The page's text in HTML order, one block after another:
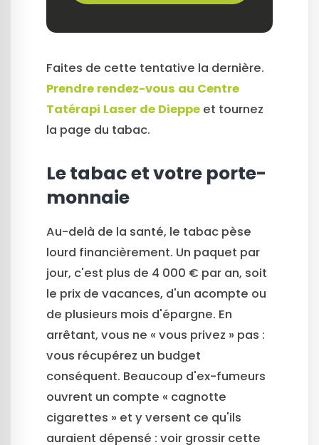
Faites de cette tentative la dernière.
Prendre rendez-vous au Centre
Tatérapi Laser de Dieppe et tournez
la page du tabac.
Le tabac et votre porte-
monnaie
Au-delà de la santé, le tabac pèse
lourd financièrement. Un paquet par
jour, c'est plus de 4 000 € par an, soit
le prix de vacances, d'un acompte ou
de plusieurs mois d'épargne. En
arrêtant, vous ne « vous privez » pas :
vous récupérez un budget
conséquent. Beaucoup d'ex-fumeurs
ouvrent un compte « cagnotte
cigarettes » et y versent ce qu'ils
auraient dépensé : voir grossir cette